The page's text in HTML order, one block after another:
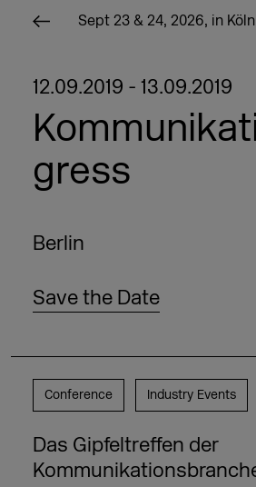
Sept 23 & 24, 2026, in Köln
12.09.2019 - 13.09.2019
gress
Berlin
Save the Date
Conference Industry Events
Das Gipfeltreffen der